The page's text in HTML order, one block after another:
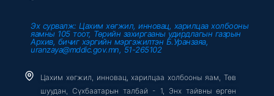
Эх сурвалж: Цахим хөгжил, инновац, харилцаа холбооны
яамны 105 тоот, Төрийн захиргааны удирдлагын газрын
Архив, бичиг хэргийн мэргэжилтэн Б.Уранзаяа,
uranzaya@mddic.gov.mn, 51-265102
Цахим хөгжил, инновац, харилцаа холбооны яам, Төв
шуудан, Сүхбаатарын талбай - 1, Энх тайвны өргөн